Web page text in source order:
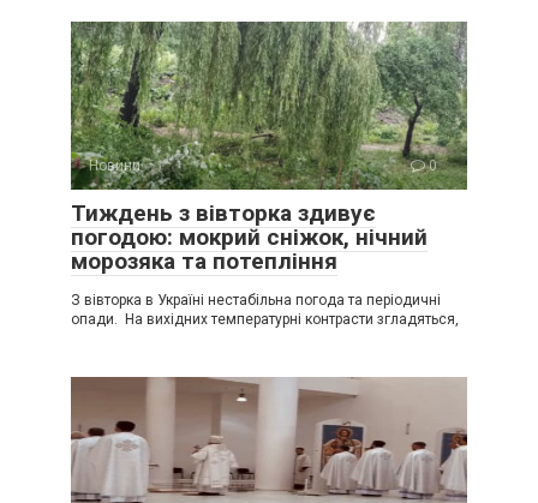
Новини 0
Тиждень з вівторка здивує
погодою: мокрий сніжок, нічний
морозяка та потепління
З вівторка в Україні нестабільна погода та періодичні
опади. На вихідних температурні контрасти згладяться,